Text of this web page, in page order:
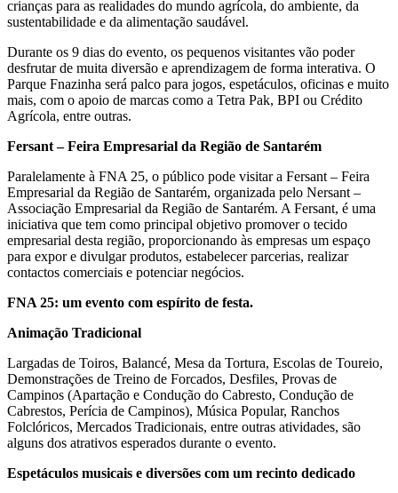
crianças para as realidades do mundo agrícola, do ambiente, da
sustentabilidade e da alimentação saudável.
Durante os 9 dias do evento, os pequenos visitantes vão poder
desfrutar de muita diversão e aprendizagem de forma interativa. O
Parque Fnazinha será palco para jogos, espetáculos, oficinas e muito
mais, com o apoio de marcas como a Tetra Pak, BPI ou Crédito
Agrícola, entre outras.
Fersant – Feira Empresarial da Região de Santarém
Paralelamente à FNA 25, o público pode visitar a Fersant – Feira
Empresarial da Região de Santarém, organizada pelo Nersant –
Associação Empresarial da Região de Santarém. A Fersant, é uma
iniciativa que tem como principal objetivo promover o tecido
empresarial desta região, proporcionando às empresas um espaço
para expor e divulgar produtos, estabelecer parcerias, realizar
contactos comerciais e potenciar negócios.
FNA 25: um evento com espírito de festa.
Animação Tradicional
Largadas de Toiros, Balancé, Mesa da Tortura, Escolas de Toureio,
Demonstrações de Treino de Forcados, Desfiles, Provas de
Campinos (Apartação e Condução do Cabresto, Condução de
Cabrestos, Perícia de Campinos), Música Popular, Ranchos
Folclóricos, Mercados Tradicionais, entre outras atividades, são
alguns dos atrativos esperados durante o evento.
Espetáculos musicais e diversões com um recinto dedicado